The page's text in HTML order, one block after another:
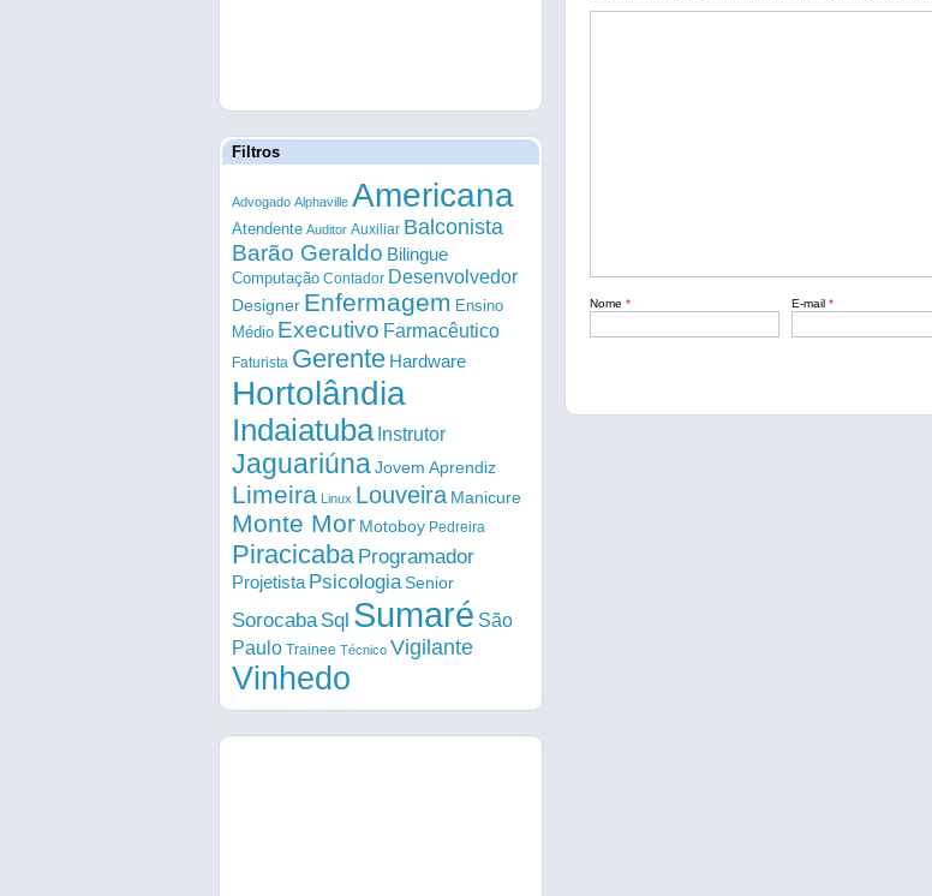
Nome * E-mail *
Filtros
Advogado Alphaville Americana
Atendente Auditor Auxiliar Balconista
Barão Geraldo Bilingue
Computação Contador Desenvolvedor
Designer Enfermagem Ensino
Médio Executivo Farmacêutico
Faturista Gerente Hardware
Hortolândia
Indaiatuba Instrutor
Jaguariúna Jovem Aprendiz
Limeira Linux Louveira Manicure
Monte Mor Motoboy Pedreira
Piracicaba Programador
Projetista PsicologiaSenior
Sorocaba Sql Sumaré São
Paulo Trainee Técnico Vigilante
Vinhedo